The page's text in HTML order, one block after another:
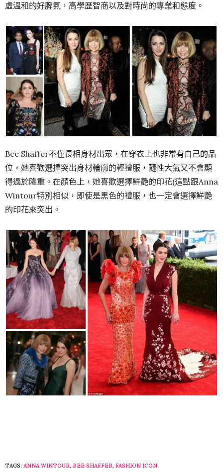
虛溫和的好脾氣，高學歷智商以及對時尚的專業和態度。
Bee Shaffer不僅長相身材出眾，在穿衣上也非常有自己的品
位，她喜歡選擇突出身材輪廓的輕禮服，隨性大氣又不會顯
得過於隆重。在顏色上，她喜歡選擇鮮艷的印花(這點跟Anna
Wintour特別相似，即使是黑色的禮服，也一定會選擇鮮艷
的印花來突出。
TAGS: ANNA WINTOUR, BEE SHAFFER, FASHION ICON